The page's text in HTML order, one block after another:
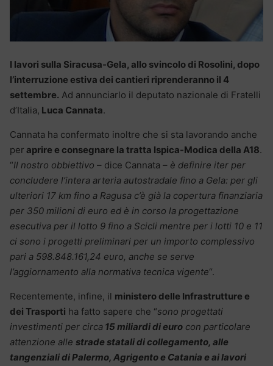
I lavori sulla Siracusa-Gela, allo svincolo di Rosolini, dopo
l’interruzione estiva dei cantieri riprenderanno il 4
settembre. Ad annunciarlo il deputato nazionale di Fratelli
d’Italia, Luca Cannata.
Cannata ha confermato inoltre che si sta lavorando anche
per aprire e consegnare la tratta Ispica-Modica della A18.
“Il nostro obbiettivo – dice Cannata – è definire iter per
concludere l’intera arteria autostradale fino a Gela: per gli
ulteriori 17 km fino a Ragusa c’è già la copertura finanziaria
per 350 milioni di euro ed è in corso la progettazione
esecutiva per il lotto 9 fino a Scicli mentre per i lotti 10 e 11
ci sono i progetti preliminari per un importo complessivo
pari a 598.848.161,24 euro, anche se serve
l’aggiornamento alla normativa tecnica vigente“.
Recentemente, infine, il ministero delle Infrastrutture e
dei Trasporti ha fatto sapere che “sono progettati
investimenti per circa 15 miliardi di euro con particolare
attenzione alle strade statali di collegamento, alle
tangenziali di Palermo, Agrigento e Catania e ai lavori